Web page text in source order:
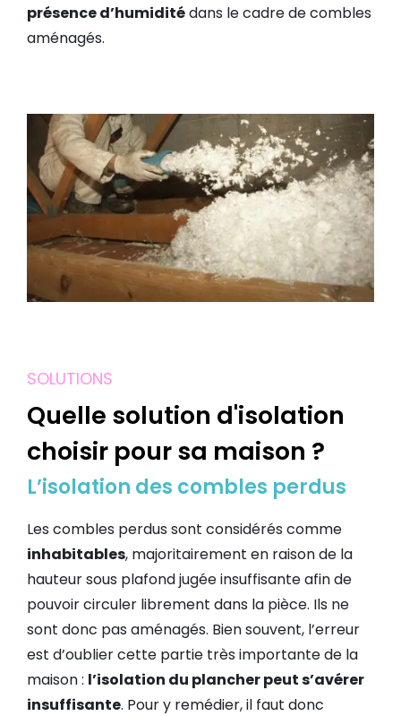
présence d’humiditédans le cadre de combles
aménagés.
SOLUTIONS
Quelle solution d'isolation
choisir pour sa maison ?
L’isolation des combles perdus
Les combles perdus sont considérés comme
inhabitables, majoritairement en raison de la
hauteur sous plafond jugée insuffisante afin de
pouvoir circuler librement dans la pièce. Ils ne
sont donc pas aménagés. Bien souvent, l’erreur
est d’oublier cette partie très importante de la
maison : l’isolation du plancher peut s’avérer
insuffisante. Pour y remédier, il faut donc